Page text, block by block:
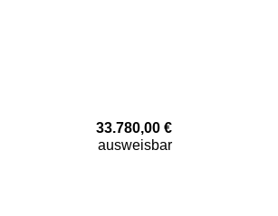
33.780,00 €
ausweisbar